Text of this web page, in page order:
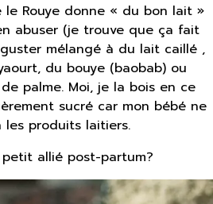
Rouye donne « du bon lait »
abuser (je trouve que ça fait
mélangé à du lait caillé ,
du bouye (baobab) ou
palme. Moi, je la bois en ce
sucré car mon bébé ne
produits laitiers.
allié post-partum?